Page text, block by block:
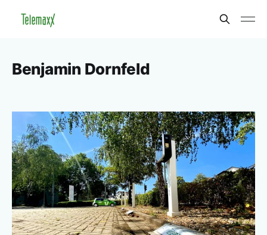
Benjamin Dornfeld